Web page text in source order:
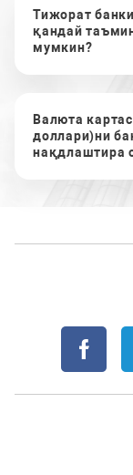
Тижорат
қандай
мумкин?
Валюта
доллари)ни
нақдлаштира